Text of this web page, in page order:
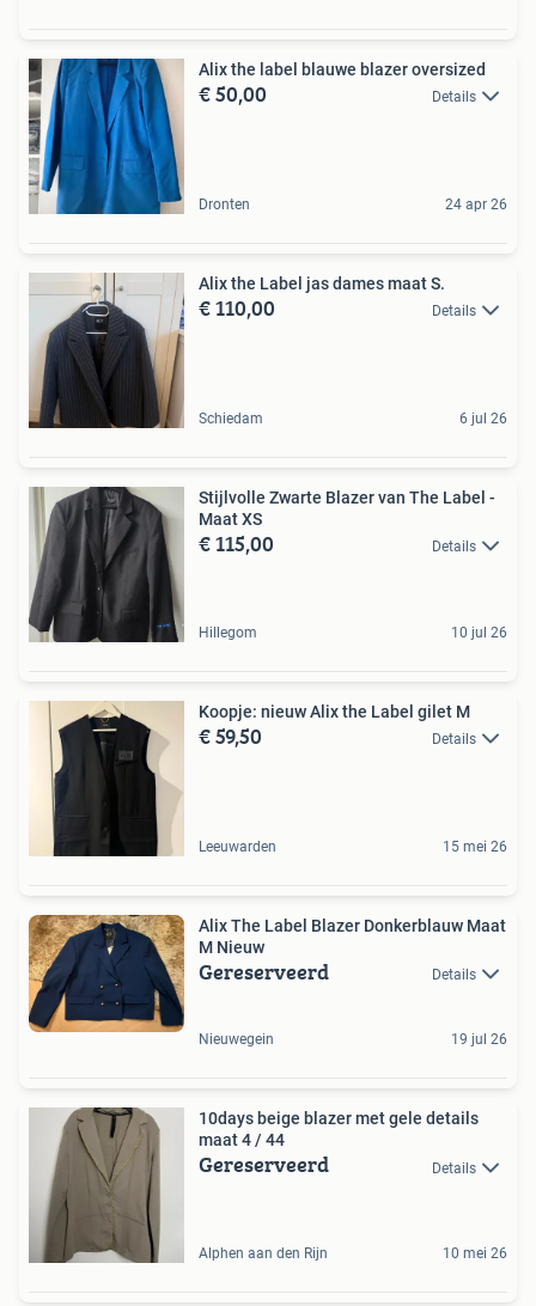
Alix the label blauwe blazer oversized
€ 50,00 Details
Dronten 24 apr 26
Alix the Label jas dames maat S.
€ 110,00 Details
Schiedam 6 jul 26
Stijlvolle Zwarte Blazer van The Label -
Maat XS
€ 115,00 Details
Hillegom 10 jul 26
Koopje: nieuw Alix the Label gilet M
€ 59,50 Details
Leeuwarden 15 mei 26
Alix The Label Blazer Donkerblauw Maat
M Nieuw
Gereserveerd Details
Nieuwegein 19 jul 26
10days beige blazer met gele details
maat 4 / 44
Gereserveerd Details
Alphen aan den Rijn 10 mei 26